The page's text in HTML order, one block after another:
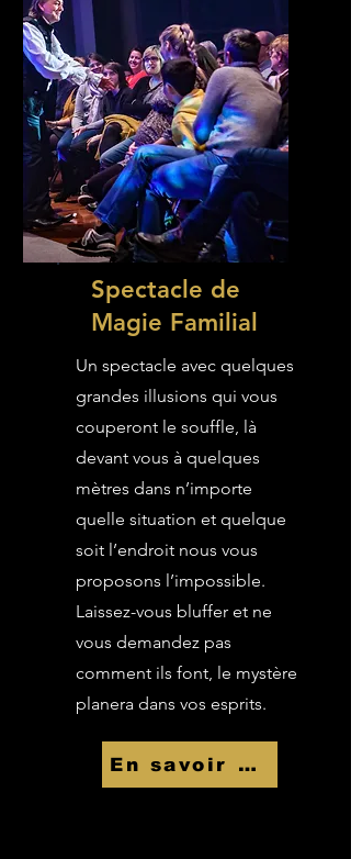
Spectacle de
Magie Familial
Un spectacle avec quelques
grandes illusions qui vous
couperont le souffle, là
devant vous à quelques
mètres dans n’importe
quelle situation et quelque
soit l’endroit nous vous
proposons l’impossible.
Laissez-vous bluffer et ne
vous demandez pas
comment ils font, le mystère
planera dans vos esprits.
En savoir Plus